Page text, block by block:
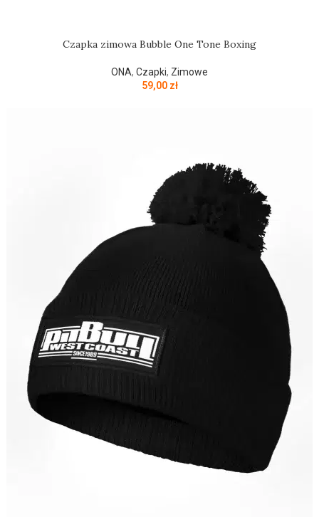
Czapka zimowa Bubble One Tone Boxing
ONA, Czapki, Zimowe
59,00 zł